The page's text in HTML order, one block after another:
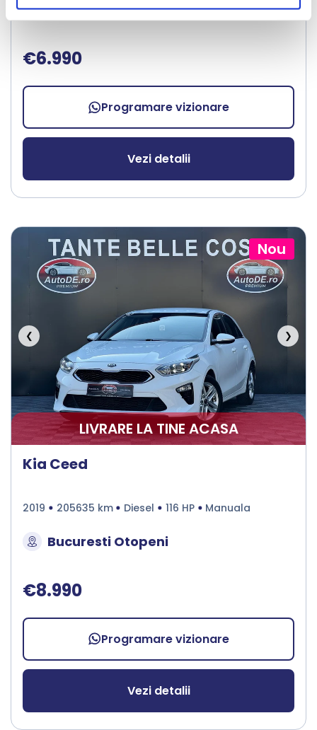
Bucuresti Militari
€6.990
Programare vizionare
Vezi detalii
Nou
❮ ❯
LIVRARE LA TINE ACASA
Kia Ceed
2019 205635 km Diesel 116 HP Manuala
Bucuresti Otopeni
€8.990
Programare vizionare
Vezi detalii